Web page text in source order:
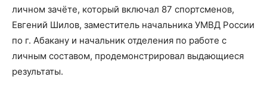
личном зачёте, который включал 87 спортсменов,
Евгений Шилов, заместитель начальника УМВД России
по г. Абакану и начальник отделения по работе с
личным составом, продемонстрировал выдающиеся
результаты.